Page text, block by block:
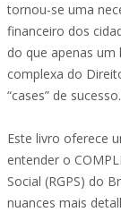
tornou-se uma
financeiro dos
do que apenas um
complexa do
“cases” de sucesso.
Este livro oferece
entender o
Social (RGPS) do
nuances mais